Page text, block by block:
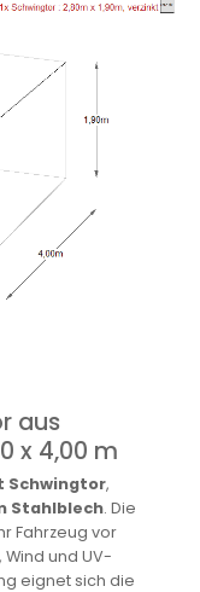
aus
x 4,00 m
Schwingtor,
Stahlblech. Die
Fahrzeug vor
und UV-
eignet sich die